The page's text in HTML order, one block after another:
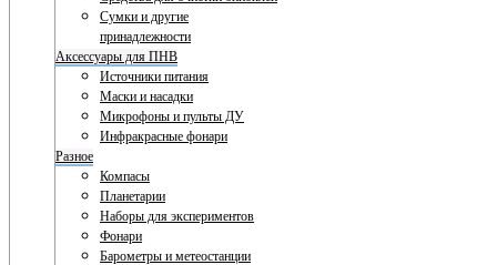
Сумки и другие
принадлежности
Аксессуары для ПНВ
Источники питания
Маски и насадки
Микрофоны и пульты ДУ
Инфракрасные фонари
Разное
Компасы
Планетарии
Наборы для экспериментов
Фонари
Барометры и метеостанции